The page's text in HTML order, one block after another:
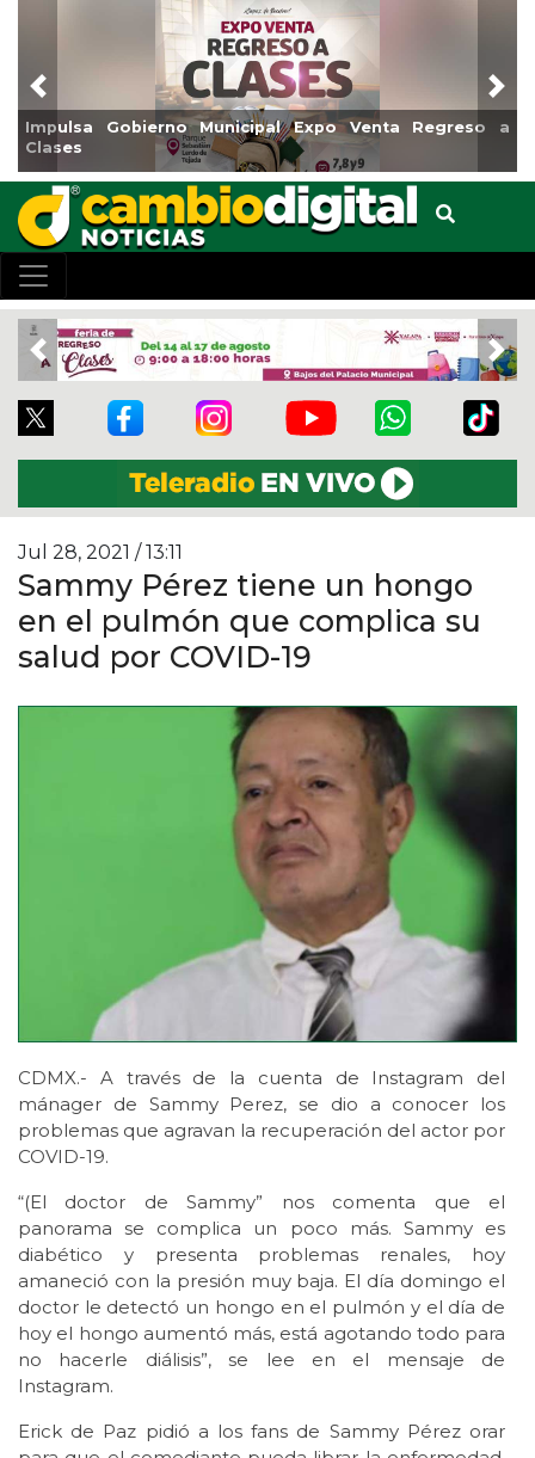
Gobierno Municipal Expo Venta Regreso a
Previous
Previous
Jul 28, 2021 / 13:11
Sammy Pérez tiene un hongo
en el pulmón que complica su
salud por COVID-19
CDMX.- A través de la cuenta de Instagram del
mánager de Sammy Perez, se dio a conocer los
problemas que agravan la recuperación del actor por
COVID-19.
“(El doctor de Sammy” nos comenta que el
panorama se complica un poco más. Sammy es
diabético y presenta problemas renales, hoy
amaneció con la presión muy baja. El día domingo el
doctor le detectó un hongo en el pulmón y el día de
hoy el hongo aumentó más, está agotando todo para
no hacerle diálisis”, se lee en el mensaje de
Instagram.
Erick de Paz pidió a los fans de Sammy Pérez orar